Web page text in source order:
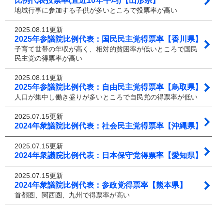
地域行事に参加する子供が多いところで投票率が高い
2025.08.11更新
2025年参議院比例代表：国民民主党得票率【香川県】
子育て世帯の年収が高く、相対的貧困率が低いところで国民
民主党の得票率が高い
2025.08.11更新
2025年参議院比例代表：自由民主党得票率【鳥取県】
人口が集中し働き盛りが多いところで自民党の得票率が低い
2025.07.15更新
2024年衆議院比例代表：社会民主党得票率【沖縄県】
2025.07.15更新
2024年衆議院比例代表：日本保守党得票率【愛知県】
2025.07.15更新
2024年衆議院比例代表：参政党得票率【熊本県】
首都圏、関西圏、九州で得票率が高い